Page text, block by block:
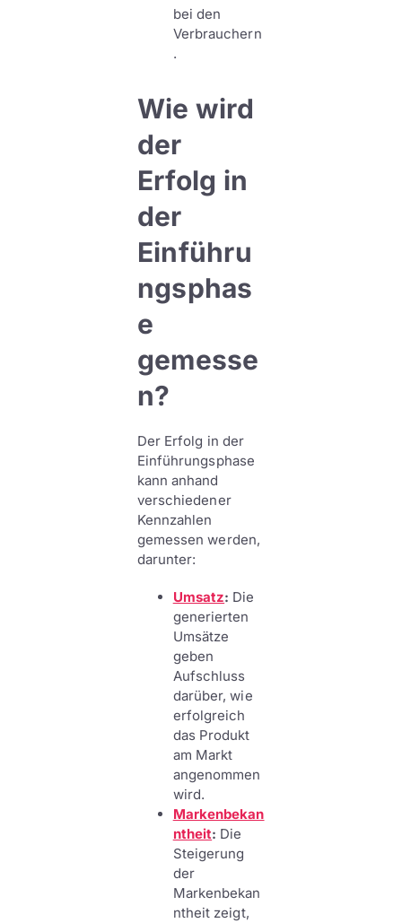
bei den
Verbrauchern
.
Wie wird
der
Erfolg in
der
Einführu
ngsphas
e
gemesse
n?
Der Erfolg in der
Einführungsphase
kann anhand
verschiedener
Kennzahlen
gemessen werden,
darunter:
Umsatz: Die
generierten
Umsätze
geben
Aufschluss
darüber, wie
erfolgreich
das Produkt
am Markt
angenommen
wird.
Markenbekan
ntheit: Die
Steigerung
der
Markenbekan
ntheit zeigt,